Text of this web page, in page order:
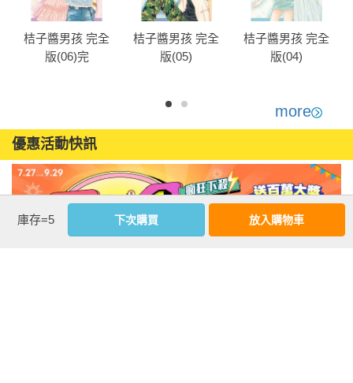
桔子醬男孩 完全
版(06)完
桔子醬男孩 完全
版(05)
桔子醬男孩 完全
版(04)
more
優惠活動快訊
庫存=5 下次購買 放入購物車